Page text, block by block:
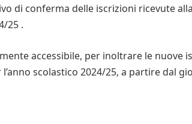
di conferma delle iscrizioni ricevute
25 .
accessibile, per inoltrare le nuove
scolastico 2024/25, a partire dal